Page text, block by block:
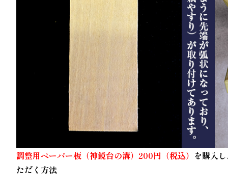
調整用ペーパー板（神鏡台の溝）200円（税込） を購入
ただく方法